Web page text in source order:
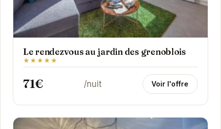
Le rendezvous au jardin des grenoblois
★★★★★
71€ /nuit Voir l'offre